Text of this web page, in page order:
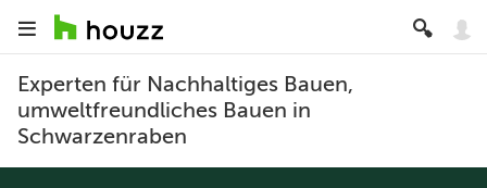
Experten für Nachhaltiges Bauen,
umweltfreundliches Bauen in
Schwarzenraben